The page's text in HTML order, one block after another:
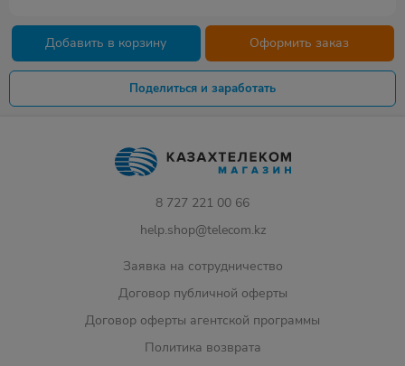
Добавить в корзину Оформить заказ
Поделиться и заработать
8 727 221 00 66
help.shop@telecom.kz
Заявка на сотрудничество
Договор публичной оферты
Договор оферты агентской программы
Политика возврата